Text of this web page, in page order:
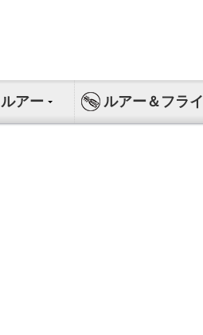
アー ルアー＆フライ